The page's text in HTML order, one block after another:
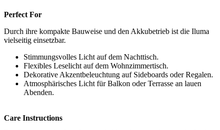
Perfect For
Durch ihre kompakte Bauweise und den Akkubetrieb ist die Iluma
vielseitig einsetzbar.
Stimmungsvolles Licht auf dem Nachttisch.
Flexibles Leselicht auf dem Wohnzimmertisch.
Dekorative Akzentbeleuchtung auf Sideboards oder Regalen.
Atmosphärisches Licht für Balkon oder Terrasse an lauen
Abenden.
Care Instructions